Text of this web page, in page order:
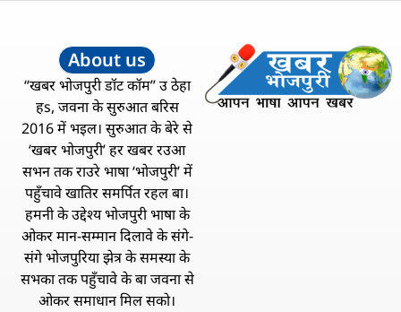
About us
“खबर भोजपुरी डॉट कॉम” उ ठेहा
हs, जवना के सुरुआत बरिस
2016 में भइल। सुरुआत के बेरे से
‘खबर भोजपुरी’ हर खबर रउआ
सभन तक राउरे भाषा ‘भोजपुरी’ में
पहुँचावे खातिर समर्पित रहल बा।
हमनी के उद्देश्य भोजपुरी भाषा के
ओकर मान-सम्मान दिलावे के संगे-
संगे भोजपुरिया झेत्र के समस्या के
सभका तक पहुँचावे के बा जवना से
ओकर समाधान मिल सको।